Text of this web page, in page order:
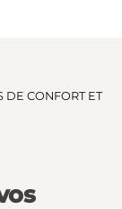
DE CONFORT ET